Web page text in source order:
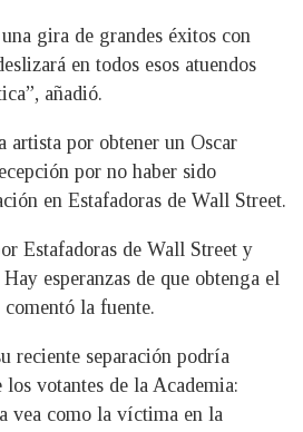
gira de grandes éxitos con
en todos esos atuendos
añadió.
artista por obtener un Oscar
por no haber sido
en Estafadoras de Wall Street.
Estafadoras de Wall Street y
esperanzas de que obtenga el
la fuente.
reciente separación podría
votantes de la Academia:
vea como la víctima en la